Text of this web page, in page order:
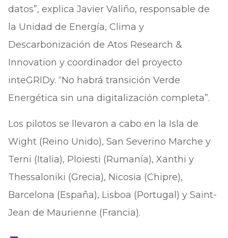
datos”, explica Javier Valiño, responsable de
la Unidad de Energía, Clima y
Descarbonización de Atos Research &
Innovation y coordinador del proyecto
inteGRIDy. “No habrá transición Verde
Energética sin una digitalización completa”.
Los pilotos se llevaron a cabo en la Isla de
Wight (Reino Unido), San Severino Marche y
Terni (Italia), Ploiesti (Rumanía), Xanthi y
Thessaloniki (Grecia), Nicosia (Chipre),
Barcelona (España), Lisboa (Portugal) y Saint-
Jean de Maurienne (Francia).